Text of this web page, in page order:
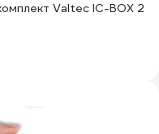
Valtec IC-BOX 2